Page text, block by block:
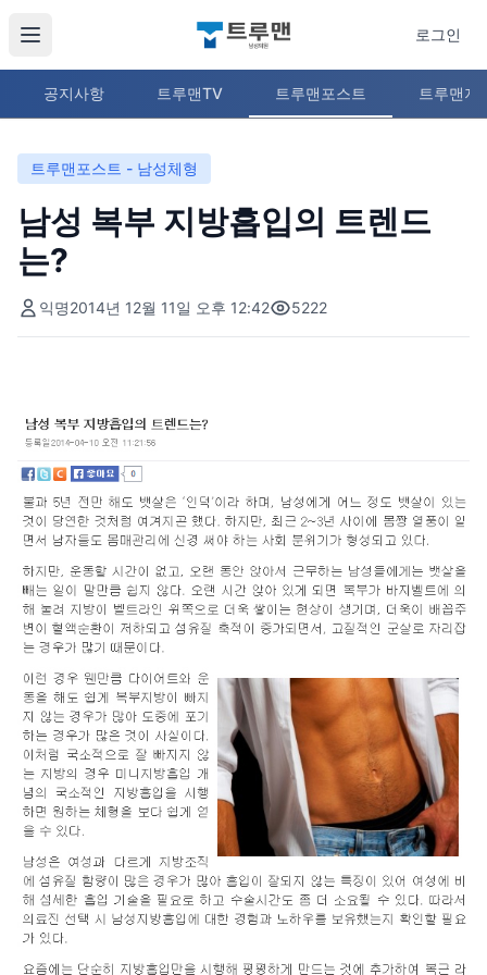
로그인
공지사항 트루맨TV 트루맨포스트 트루맨지
트루맨포스트 - 남성체형
남성 복부 지방흡입의 트렌드
는?
익명2014년 12월 11일 오후 12:42 5222